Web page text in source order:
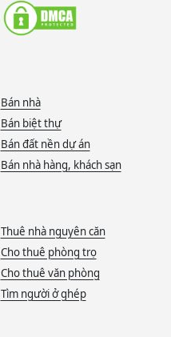
Bán nhà
Bán biệt thự
Bán đất nền dự án
Bán nhà hàng, khách sạn
Thuê nhà nguyên căn
Cho thuê phòng trọ
Cho thuê văn phòng
Tìm người ở ghép